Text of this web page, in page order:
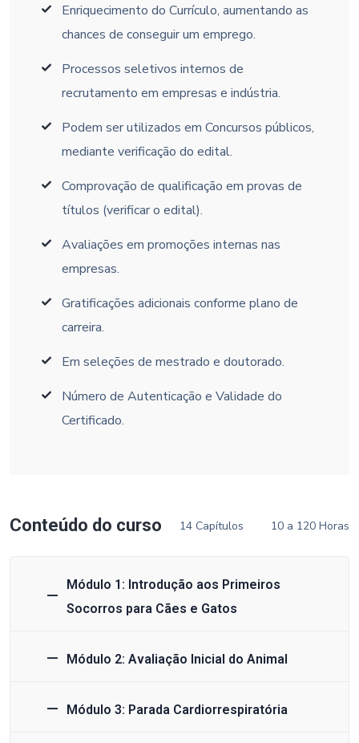
Enriquecimento do Currículo, aumentando as
chances de conseguir um emprego.
Processos seletivos internos de
recrutamento em empresas e indústria.
Podem ser utilizados em Concursos públicos,
mediante verificação do edital.
Comprovação de qualificação em provas de
títulos (verificar o edital).
Avaliações em promoções internas nas
empresas.
Gratificações adicionais conforme plano de
carreira.
Em seleções de mestrado e doutorado.
Número de Autenticação e Validade do
Certificado.
Conteúdo do curso 14 Capítulos 10 a 120 Horas
Módulo 1: Introdução aos Primeiros
Socorros para Cães e Gatos
Módulo 2: Avaliação Inicial do Animal
Módulo 3: Parada Cardiorrespiratória